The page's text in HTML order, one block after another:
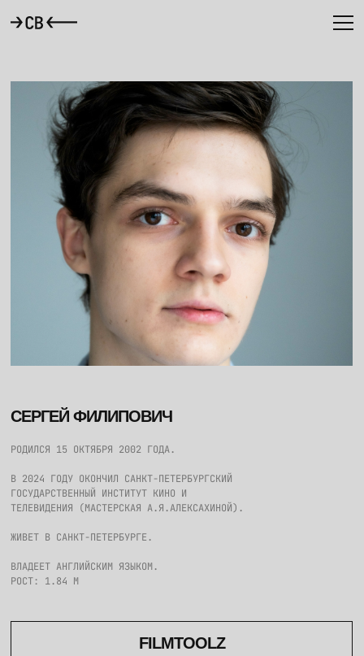
РОДИЛСЯ 15 ОКТЯБРЯ 2002 ГОДА.
В 2024 ГОДУ ОКОНЧИЛ САНКТ-ПЕТЕРБУРГСКИЙ
ГОСУДАРСТВЕННЫЙ ИНСТИТУТ КИНО И
ТЕЛЕВИДЕНИЯ (МАСТЕРСКАЯ А.Я.АЛЕКСАХИНОЙ).
ЖИВЕТ В САНКТ-ПЕТЕРБУРГЕ.
ВЛАДЕЕТ АНГЛИЙСКИМ ЯЗЫКОМ.
РОСТ: 1.84 М
СЕРГЕЙ ФИЛИПОВИЧ
FILMTOOLZ